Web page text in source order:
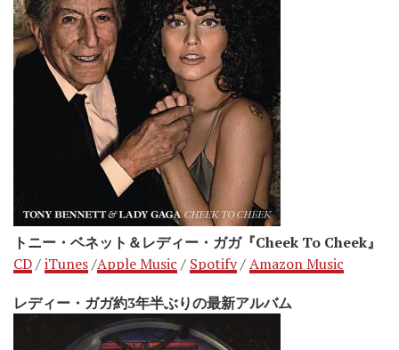
トニー・ベネット＆レディー・ガガ『Cheek To Cheek』
CD/iTunes/Apple Music / Spotify/Amazon Music
レディー・ガガ約3年半ぶりの最新アルバム